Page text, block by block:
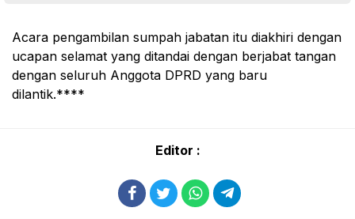
Acara pengambilan sumpah jabatan itu diakhiri dengan
ucapan selamat yang ditandai dengan berjabat tangan
dengan seluruh Anggota DPRD yang baru
dilantik.****
Editor :